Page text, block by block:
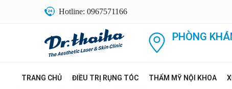
Hotline: 0967571166
PHÒNG
TRANG CHỦ ĐIỀU TRỊ RỤNG TÓC THẨM MỸ NỘI KHOA